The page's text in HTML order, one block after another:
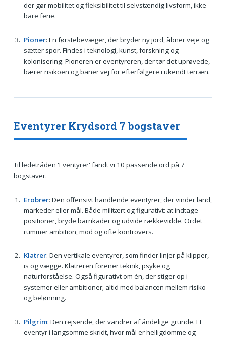
der gør mobilitet og fleksibilitet til selvstændig livsform, ikke
bare ferie.
Pioner: En førstebevæger, der bryder ny jord, åbner veje og
sætter spor. Findes i teknologi, kunst, forskning og
kolonisering. Pioneren er eventyreren, der tør det uprøvede,
bærer risikoen og baner vej for efterfølgere i ukendt terræn.
Eventyrer Krydsord 7 bogstaver
Til ledetråden 'Eventyrer' fandt vi 10 passende ord på 7
bogstaver.
Erobrer: Den offensivt handlende eventyrer, der vinder land,
markeder eller mål. Både militært og figurativt: at indtage
positioner, bryde barrikader og udvide rækkevidde. Ordet
rummer ambition, mod og ofte kontrovers.
Klatrer: Den vertikale eventyrer, som finder linjer på klipper,
is og vægge. Klatreren forener teknik, psyke og
naturforståelse. Også figurativt om én, der stiger op i
systemer eller ambitioner; altid med balancen mellem risiko
og belønning.
Pilgrim: Den rejsende, der vandrer af åndelige grunde. Et
eventyr i langsomme skridt, hvor mål er helligdomme og